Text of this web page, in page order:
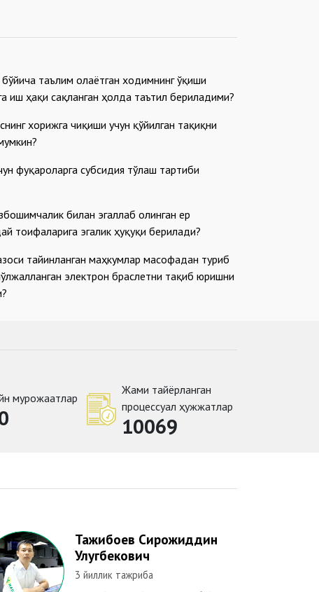
таълим олаётган ходимнинг ўқиши
иш ҳақи сақланган ҳолда таътил бериладими?
хорижга чиқиши учун қўйилган тақиқни
фуқароларга субсидия тўлаш тартиби
билан эгаллаб олинган ер
тоифаларига эгалик ҳуқуқи берилади?
тайинланган маҳкумлар масофадан туриб
электрон браслетни тақиб юришни
мурожаатлар
Жами тайёрланган
процессуал ҳужжатлар
10069
Тажибоев Сирожиддин
Улугбекович
3 йиллик тажриба